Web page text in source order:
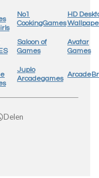
No1
CookingGames
HD
Saloon of
Games
Avatar
Games
Juplo
Arcadegames
Delen